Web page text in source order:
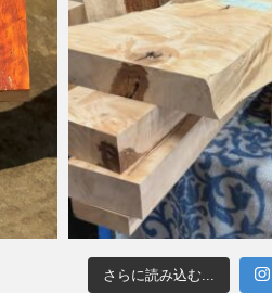
さらに読み込む...